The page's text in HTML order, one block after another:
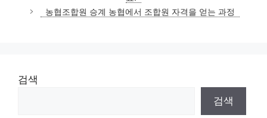
리
농협조합원 승계 농협에서 조합원 자격을 얻는 과정
검색
검색